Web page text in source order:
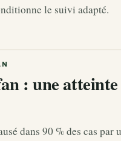
le suivi adapté.
: une
dans 90 % des cas